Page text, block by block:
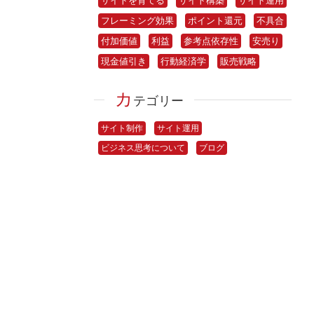
フレーミング効果
ポイント還元
不具合
付加価値
利益 参考点依存性
安売り
現金値引き
行動経済学 販売戦略
カ テゴリー
サイト制作
サイト運用
ビジネス思考について
ブログ